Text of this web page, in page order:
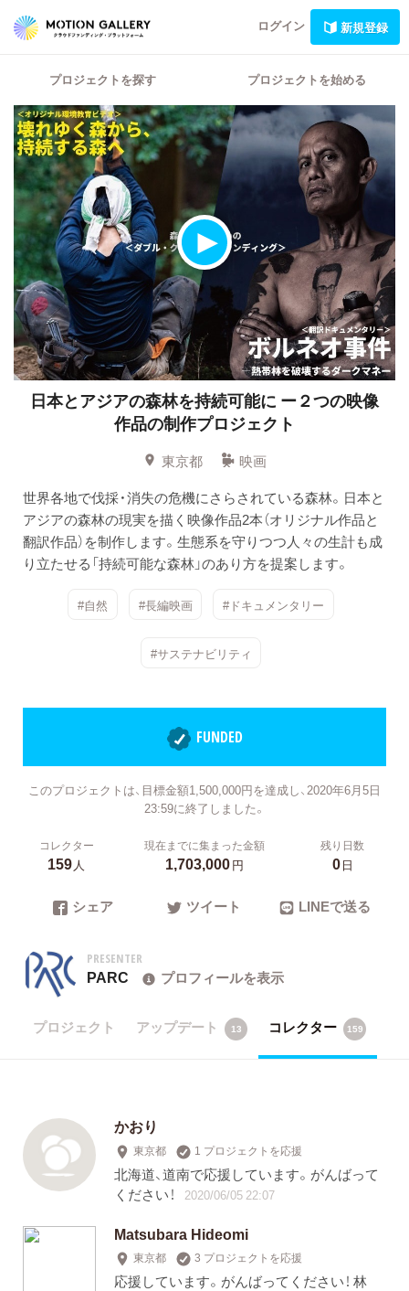
ログイン 新規登録
プロジェクトを探す プロジェクトを始める
日本とアジアの森林を持続可能に ー２つの映像
作品の制作プロジェクト
東京都
映画
世界各地で伐採・消失の危機にさらされている森林。日本と
アジアの森林の現実を描く映像作品2本（オリジナル作品と
翻訳作品）を制作します。生態系を守りつつ人々の生計も成
り立たせる「持続可能な森林」のあり方を提案します。
#自然 #長編映画 #ドキュメンタリー
#サステナビリティ
FUNDED
このプロジェクトは、目標金額1,500,000円を達成し、2020年6月5日
23:59に終了しました。
コレクター
159人
現在までに集まった金額
1,703,000円
残り日数
0日
シェア ツイート LINEで送る
PRESENTER
PARC プロフィールを表示
プロジェクト アップデート 13 コレクター 159
かおり
東京都 1 プロジェクトを応援
北海道、道南で応援しています。がんばって
ください！
2020/06/05 22:07
Matsubara Hideomi
東京都 3 プロジェクトを応援
応援しています。がんばってください！ 林